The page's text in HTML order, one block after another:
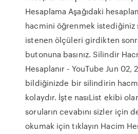
Hesaplama Aşağıdaki
hacmini öğrenmek istediğiniz
istenen ölçüleri girdikten
butonuna basınız. Silindir
Hesaplanır - YouTube Jun 02,
bildiğinizde bir silindirin
kolaydır. İşte nasıList ekibi
soruların cevabını sizler için
okumak için tıklayın Hacim